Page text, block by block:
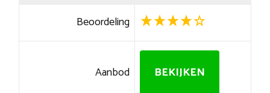
Beoordeling
Aanbod BEKIJKEN